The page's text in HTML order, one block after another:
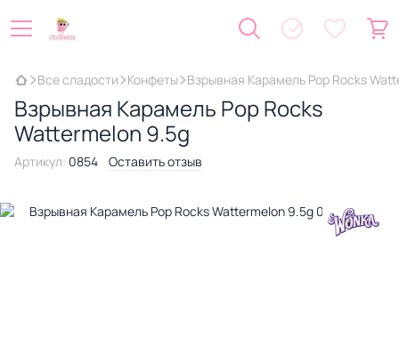
Все сладости Конфеты Взрывная Карамель Pop Rocks
Взрывная Карамель Pop Rocks
Wattermelon 9.5g
Артикул: 0854 Оставить отзыв